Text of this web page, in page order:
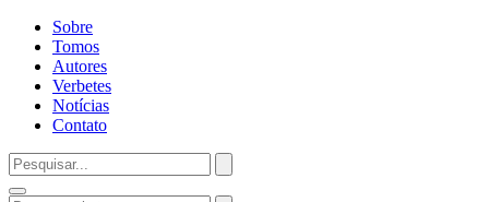
Sobre
Tomos
Autores
Verbetes
Notícias
Contato